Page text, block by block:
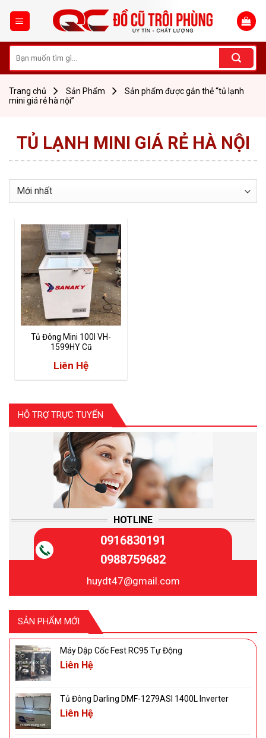
kiếm:
Trang chủ Sản Phẩm
Sản phẩm được gắn thẻ “tủ lạnh
mini giá rẻ hà nội”
HỖ TRỢ TRỰC TUYẾN
HOTLINE
0916830191
0988759682
huydt47@gmail.com
SẢN PHẨM MỚI
Máy Dập Cốc Fest RC95 Tự Động
Liên Hệ
Tủ Đông Darling DMF-1279ASI 1400L Inverter
Liên Hệ
TỦ LẠNH MINI GIÁ RẺ HÀ NỘI
Tủ Đông Mini 100l VH-
1599HY Cũ
Liên Hệ